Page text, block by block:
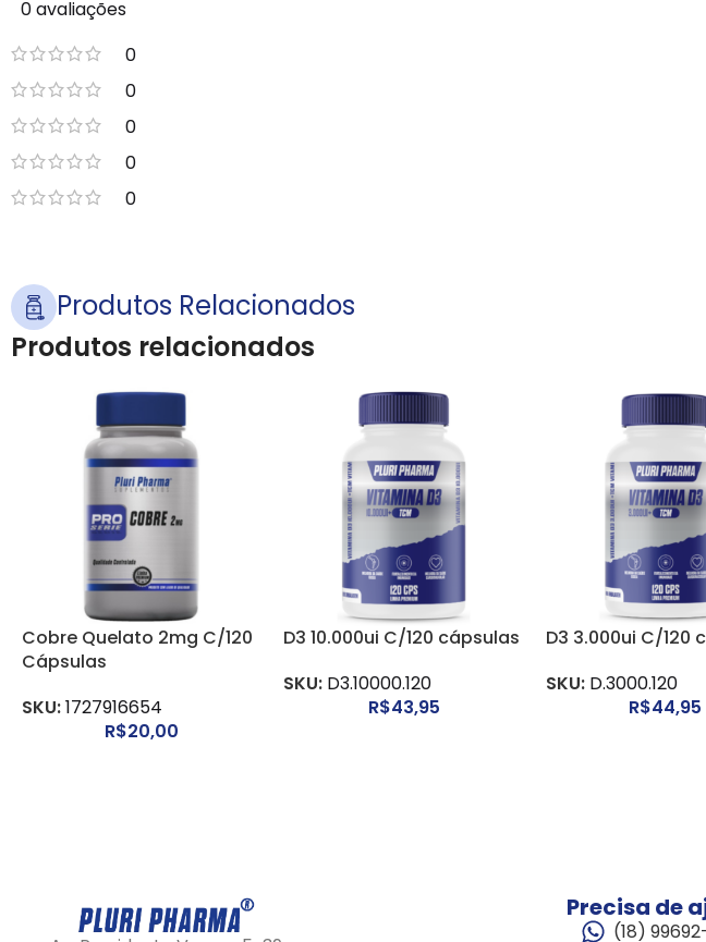
0 avaliações
0
0
0
0
0
Produtos Relacionados
Produtos relacionados
Cobre Quelato 2mg C/120
Cápsulas
SKU:1727916654
R$20,00
D3 10.000ui C/120 cápsulas
SKU: D3.10000.120
R$43,95
D3 3.000ui C/120
SKU: D.3000.120
R$44,95
Precisa de
(18)